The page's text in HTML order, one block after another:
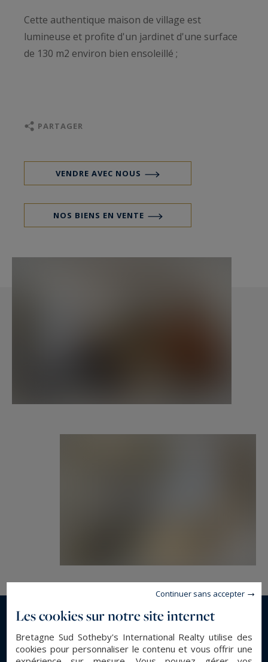
Cette authentique maison de village est
lumineuse et profite d'un jardinet d'une surface
de 130 m2 environ bien ensoleillé ;
à l'étage : 2 chambres et salle d'eau-wc ; Cette
Abris de jardin et parking privatif sont des
atouts supplémentaires précieux au centre de la
Trinité sur Mer ;
Valérie Le Bénézic 06 58 54 61 10
PARTAGER
VENDRE AVEC NOUS
NOS BIENS EN VENTE
En savoir plus...
Les cookies sur notre site internet
Bretagne Sud Sotheby's International Realty utilise des
cookies pour personnaliser le contenu et vous offrir une
Continuer sans accepter